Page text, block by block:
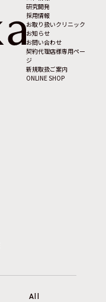
研究開発
採用情報
お取り扱いクリニック
お知らせ
お問い合わせ
契約代理店様専用ペー
ジ
新規取扱ご案内
ONLINE SHOP
All